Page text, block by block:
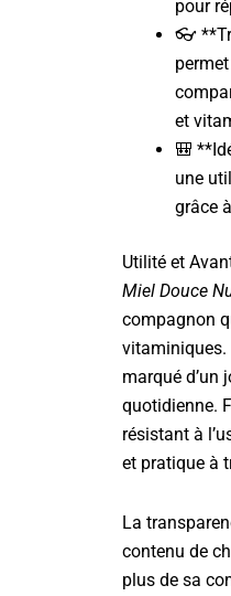
pour
👓
et
🎒
une
grâce
Utilité et
Miel Douce
compagnon
vitaminiques.
marqué d’un
quotidienne.
résistant à
et pratique à
La
contenu de
plus de sa